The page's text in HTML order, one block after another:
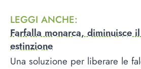
LEGGI ANCHE:
Farfalla monarca, diminuisce
estinzione
Una soluzione per liberare le